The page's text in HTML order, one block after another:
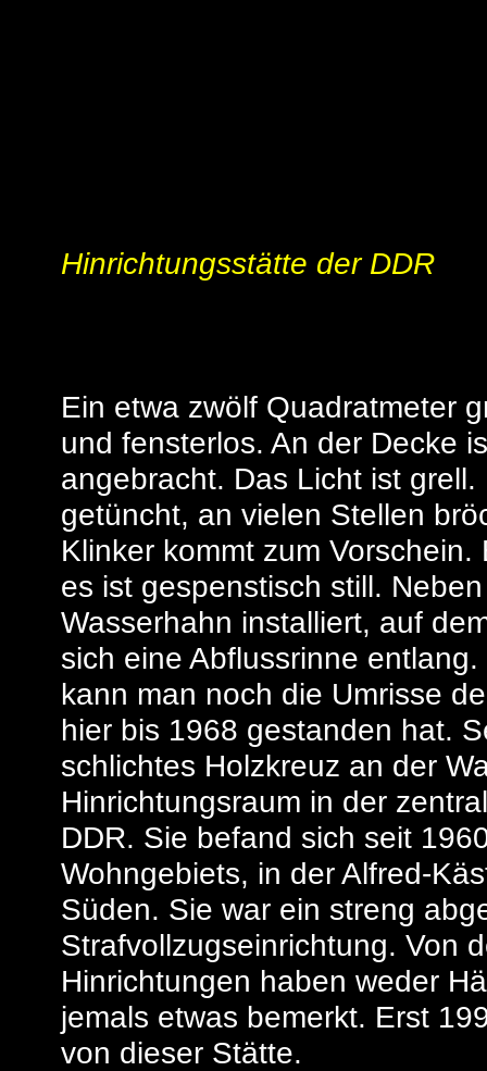
Hinrichtungsstätte der DDR
Ein etwa zwölf Quadratmeter
und fensterlos. An der Decke
angebracht. Das Licht ist
getüncht, an vielen Stellen
Klinker kommt zum
es ist gespenstisch still.
Wasserhahn installiert, auf
sich eine Abflussrinne
kann man noch die Umrisse
hier bis 1968 gestanden hat.
schlichtes Holzkreuz an der
Hinrichtungsraum in der
DDR. Sie befand sich seit
Wohngebiets, in der Alfred-
Süden. Sie war ein streng
Strafvollzugseinrichtung. Von
Hinrichtungen haben weder
jemals etwas bemerkt. Erst
von dieser Stätte.